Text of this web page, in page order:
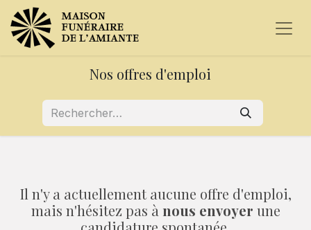
Nos offres d'emploi
Il n'y a actuellement aucune offre d'emploi,
mais n'hésitez pas à nous envoyer une